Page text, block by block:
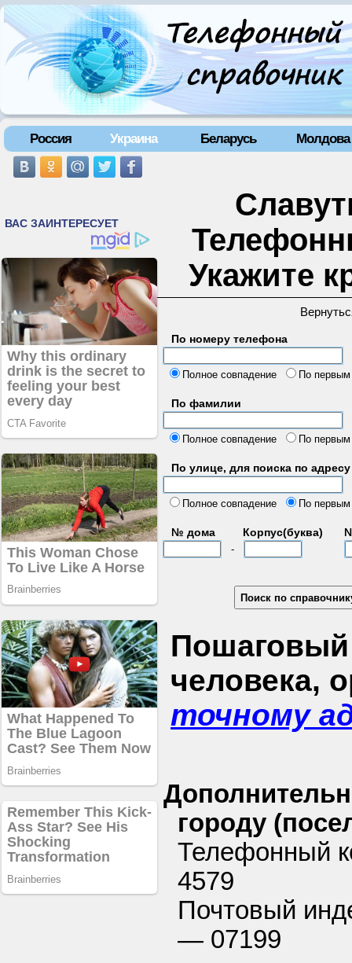
Россия Украина Беларусь Молдова
Укажите
По номеру телефона
Полное совпадение
По
По фамилии
Полное совпадение По
По улице, для поиска по адресу
Полное совпадение
По
№ дома Корпус(буква)
-
Пошаговый
человека,
точному
городу
Телефонный
4579
Почтовый
— 07199